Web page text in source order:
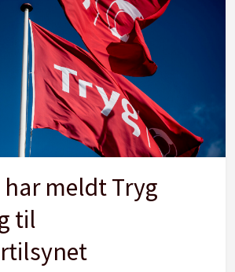
har meldt Tryg
til